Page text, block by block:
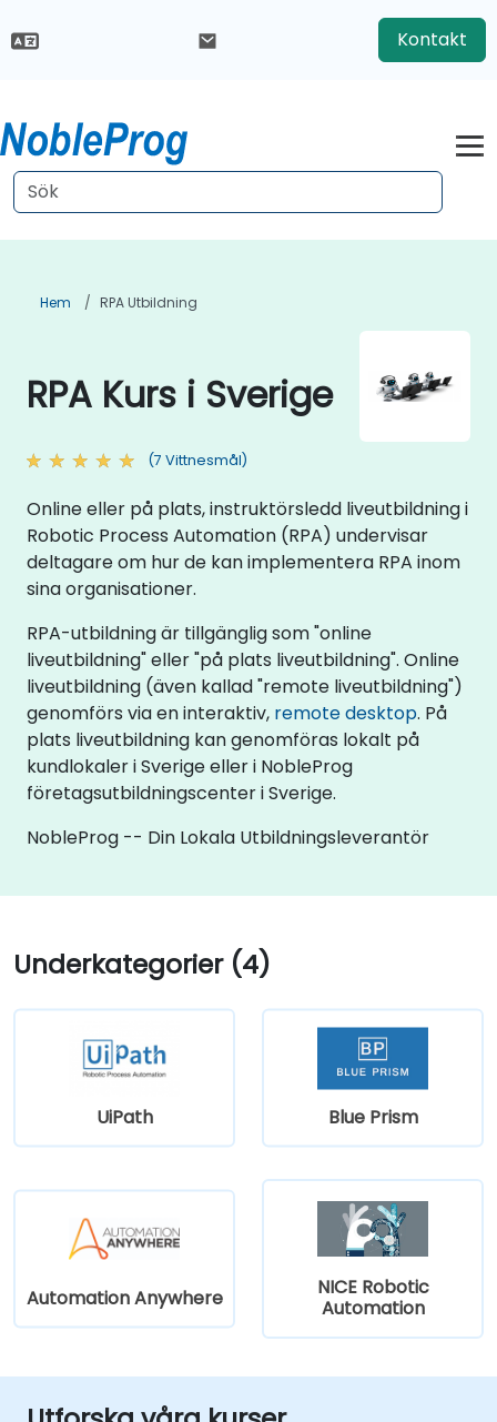
Kontakt
Hem RPA Utbildning
RPA Kurs i Sverige
(7 Vittnesmål)
Online eller på plats, instruktörsledd liveutbildning i
Robotic Process Automation (RPA) undervisar
deltagare om hur de kan implementera RPA inom
sina organisationer.
RPA-utbildning är tillgänglig som "online
liveutbildning" eller "på plats liveutbildning". Online
liveutbildning (även kallad "remote liveutbildning")
genomförs via en interaktiv, remote desktop. På
plats liveutbildning kan genomföras lokalt på
kundlokaler i Sverige eller i NobleProg
företagsutbildningscenter i Sverige.
NobleProg -- Din Lokala Utbildningsleverantör
Underkategorier (4)
UiPath Blue Prism
Automation Anywhere
NICE Robotic
Automation